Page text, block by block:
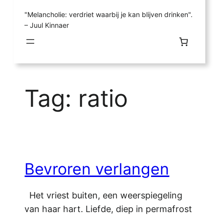
"Melancholie: verdriet waarbij je kan blijven drinken".
– Juul Kinnaer
Tag: ratio
Bevroren verlangen
Het vriest buiten, een weerspiegeling
van haar hart. Liefde, diep in permafrost